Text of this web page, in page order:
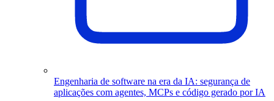
Engenharia de software na era da IA: segurança de
aplicações com agentes, MCPs e código gerado por IA